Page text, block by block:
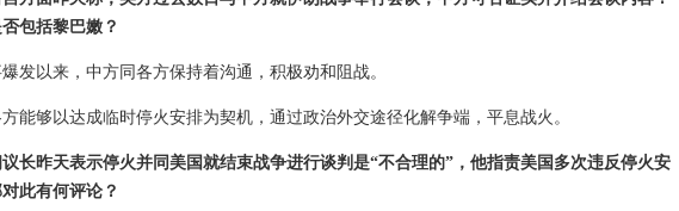
包括黎巴嫩？
发以来，中方同各方保持着沟通，积极劝和阻战。
能够以达成临时停火安排为契机，通过政治外交途径化解争端，平息战火。
长昨天表示停火并同美国就结束战争进行谈判是“不合理的”，他指责美国多次违反停火安
此有何评论？